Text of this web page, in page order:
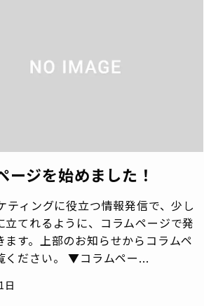
ージを始めました！
ティングに役立つ情報発信で、少し
立てれるように、コラムページで発
ます。上部のお知らせからコラムペ
ください。 ▼コラムペー...
日